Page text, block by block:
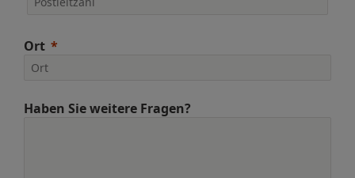
Ort
Haben Sie weitere Fragen?